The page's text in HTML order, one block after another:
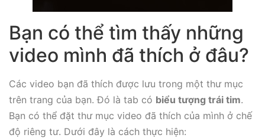
Bạn có thể tìm thấy những
video mình đã thích ở đâu?
Các video bạn đã thích được lưu trong một thư mục
trên trang của bạn. Đó là tab có biểu tượng trái tim.
Bạn có thể đặt thư mục video đã thích của mình ở chế
độ riêng tư. Dưới đây là cách thực hiện: